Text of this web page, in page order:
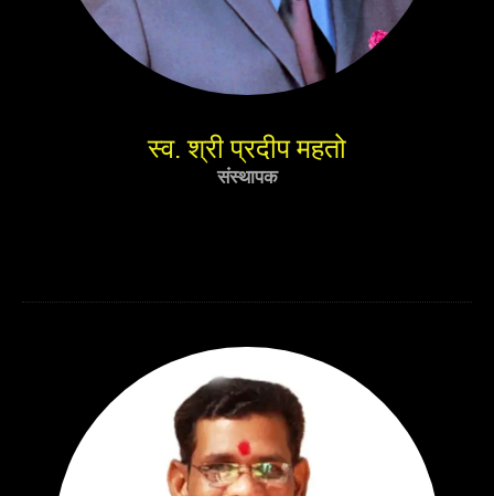
स्व. श्री प्रदीप महतो
संस्थापक